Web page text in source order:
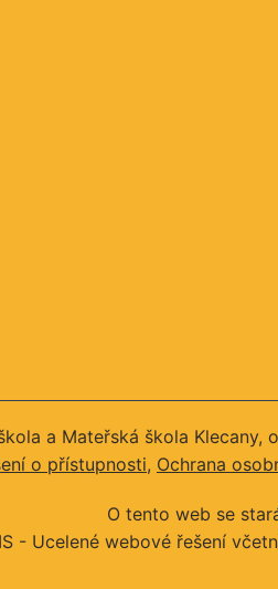
a Mateřská škola Klecany,
o přístupnosti Ochrana
O tento web se
- Ucelené webové řešení